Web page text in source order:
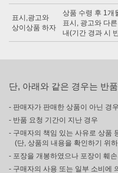
표시,광고와
상이상품 하자
상품 수령 후 1개
표시, 광고와 다
내(기간 경과 시
단, 아래와 같은 경우는 반
- 판매자가 판매한 상품이 아닌 경우
- 반품 요청 기간이 지난 경우
- 구매자의 책임 있는 사유로 상품
(단, 상품의 내용을 확인하기 위
- 포장을 개봉하였으나 포장이 훼
- 구매자의 사용 또는 일부 소비에